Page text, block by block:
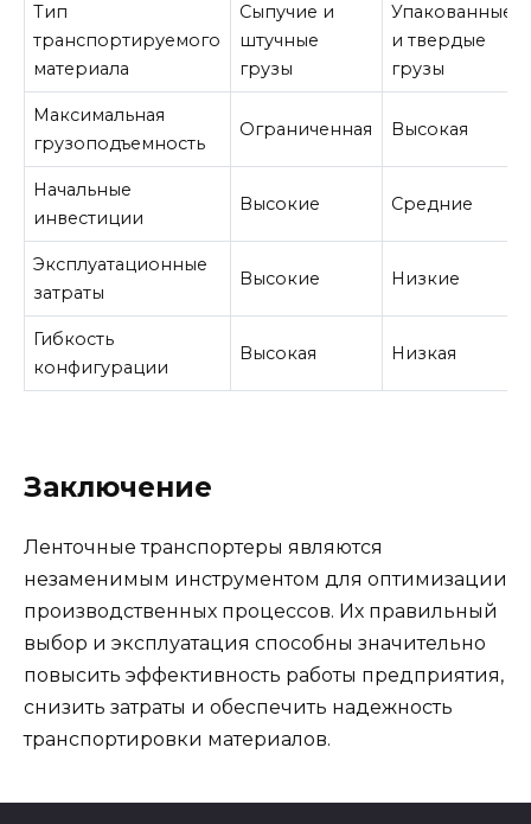
Тип
транспортируемого
материала
Сыпучие и
штучные
грузы
Упакованные
и твердые
грузы
Максимальная
грузоподъемность
Ограниченная Высокая
Начальные
инвестиции
Высокие Средние
Эксплуатационные
затраты
Высокие Низкие
Гибкость
конфигурации
Высокая Низкая
Заключение
Ленточные транспортеры являются
незаменимым инструментом для оптимизации
производственных процессов. Их правильный
выбор и эксплуатация способны значительно
повысить эффективность работы предприятия,
снизить затраты и обеспечить надежность
транспортировки материалов.